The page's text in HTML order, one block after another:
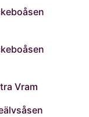
Vram